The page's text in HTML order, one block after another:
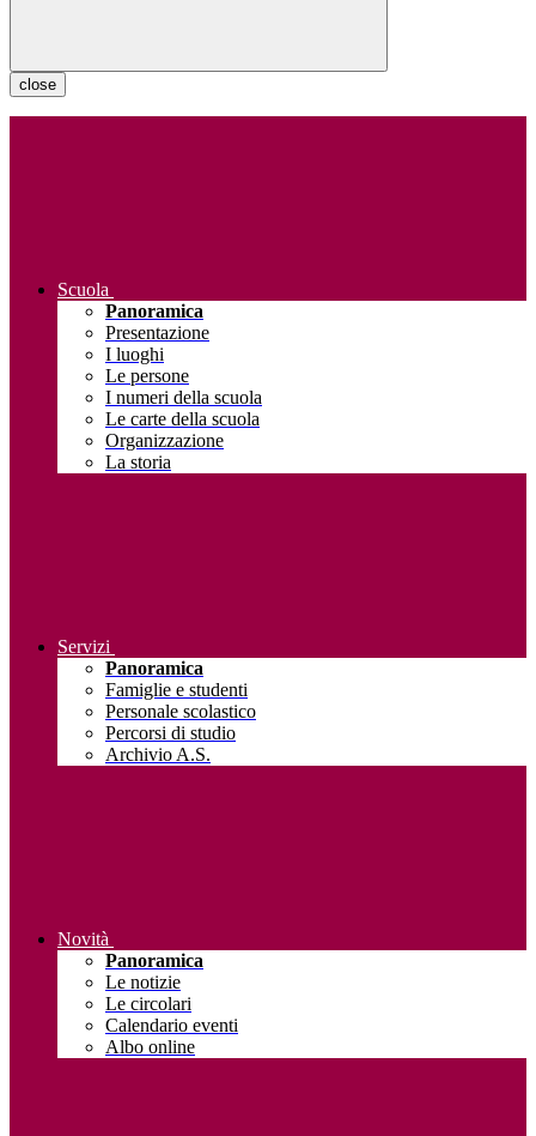
close
Scuola
Panoramica
Presentazione
I luoghi
Le persone
I numeri della scuola
Le carte della scuola
Organizzazione
La storia
Servizi
Panoramica
Famiglie e studenti
Personale scolastico
Percorsi di studio
Archivio A.S.
Novità
Panoramica
Le notizie
Le circolari
Calendario eventi
Albo online